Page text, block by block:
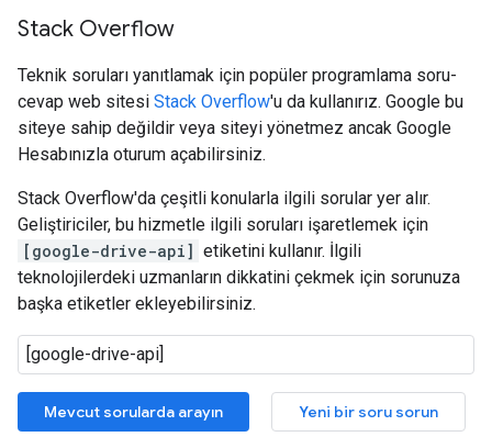
Stack Overflow
Teknik soruları yanıtlamak için popüler programlama soru-
cevap web sitesi Stack Overflow'u da kullanırız. Google bu
siteye sahip değildir veya siteyi yönetmez ancak Google
Hesabınızla oturum açabilirsiniz.
Stack Overflow'da çeşitli konularla ilgili sorular yer alır.
Geliştiriciler, bu hizmetle ilgili soruları işaretlemek için
[google-drive-api] etiketini kullanır. İlgili
teknolojilerdeki uzmanların dikkatini çekmek için sorunuza
başka etiketler ekleyebilirsiniz.
Mevcut sorularda arayın Yeni bir soru sorun